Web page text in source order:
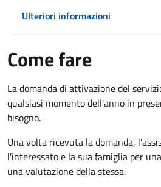
Ulteriori informazioni
Come fare
La domanda di attivazione del
qualsiasi momento dell'anno in
bisogno.
Una volta ricevuta la domanda,
l'interessato e la sua famiglia per
una valutazione della stessa.